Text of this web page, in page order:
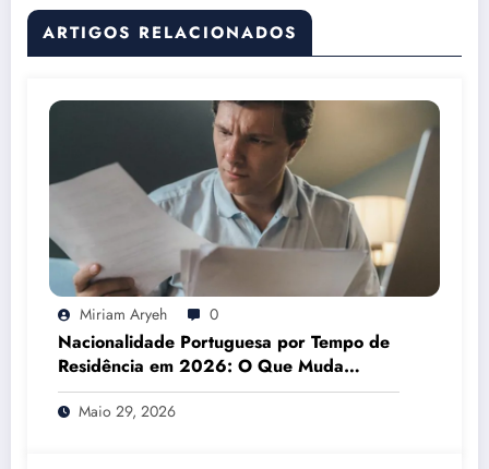
ARTIGOS RELACIONADOS
Miriam Aryeh 0
Nacionalidade Portuguesa por Tempo de
Residência em 2026: O Que Muda
Mesmo
Maio 29, 2026